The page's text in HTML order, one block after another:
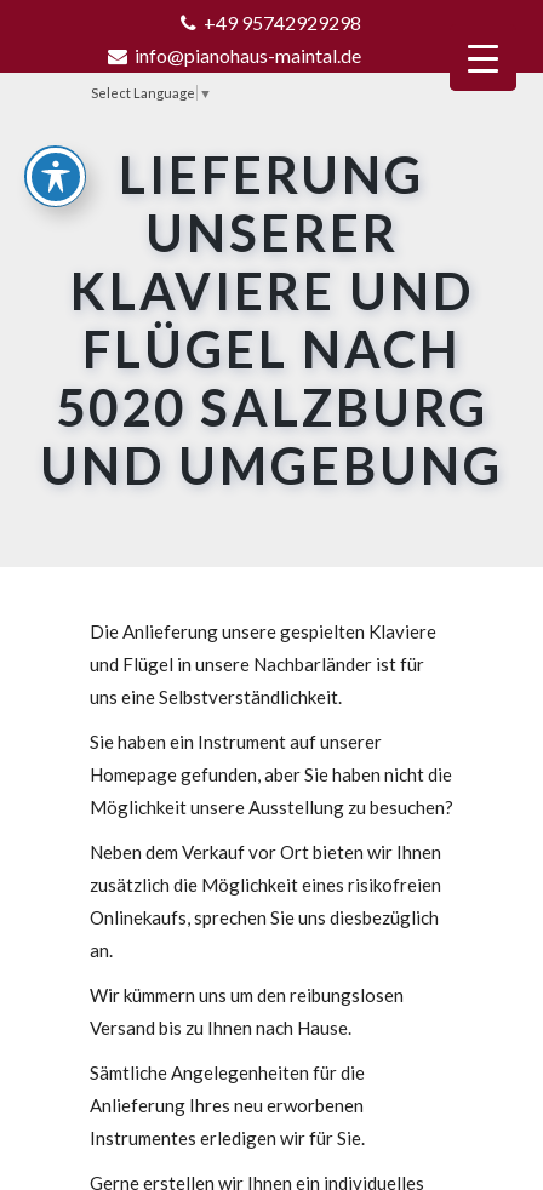
+49 95742929298
info@pianohaus-maintal.de
Select Language ▼
LIEFERUNG
UNSERER
KLAVIERE UND
FLÜGEL NACH
5020 SALZBURG
UND UMGEBUNG
Die Anlieferung unsere gespielten Klaviere
und Flügel in unsere Nachbarländer ist für
uns eine Selbstverständlichkeit.
Sie haben ein Instrument auf unserer
Homepage gefunden, aber Sie haben nicht die
Möglichkeit unsere Ausstellung zu besuchen?
Neben dem Verkauf vor Ort bieten wir Ihnen
zusätzlich die Möglichkeit eines risikofreien
Onlinekaufs, sprechen Sie uns diesbezüglich
an.
Wir kümmern uns um den reibungslosen
Versand bis zu Ihnen nach Hause.
Sämtliche Angelegenheiten für die
Anlieferung Ihres neu erworbenen
Instrumentes erledigen wir für Sie.
Gerne erstellen wir Ihnen ein individuelles